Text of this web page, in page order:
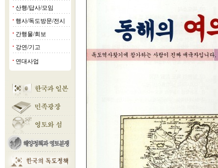
■ 산행/답사/모임
■ 행사/독도방문/전시
■ 간행물/회보
■ 강연/기고
■ 연대사업